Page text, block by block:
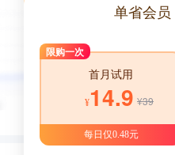
单省会员
限购一次
首月试用
¥14.9 ¥39
每日仅0.48元